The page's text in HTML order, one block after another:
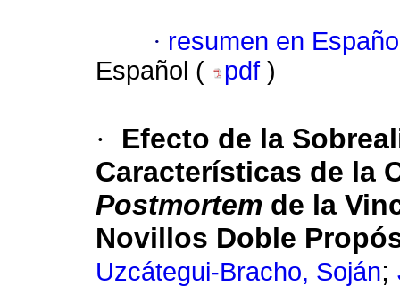
· resumen en
Español (
pdf )
·
Efecto de la
Características de la
Postmortem de la
Novillos Doble
Uzcátegui-Bracho, Soján;